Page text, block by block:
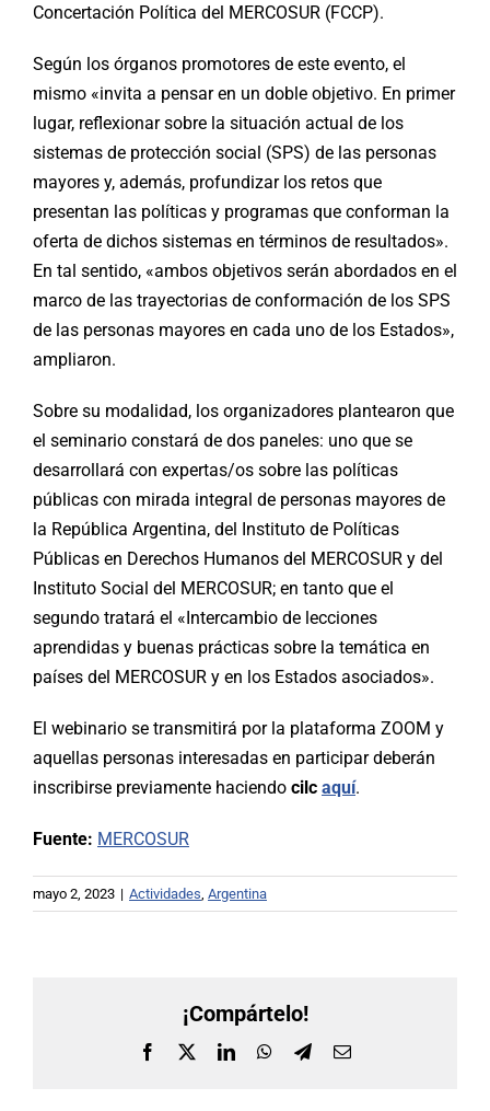
Concertación Política del MERCOSUR (FCCP).
Según los órganos promotores de este evento, el
mismo «invita a pensar en un doble objetivo. En primer
lugar, reflexionar sobre la situación actual de los
sistemas de protección social (SPS) de las personas
mayores y, además, profundizar los retos que
presentan las políticas y programas que conforman la
oferta de dichos sistemas en términos de resultados».
En tal sentido, «ambos objetivos serán abordados en el
marco de las trayectorias de conformación de los SPS
de las personas mayores en cada uno de los Estados»,
ampliaron.
Sobre su modalidad, los organizadores plantearon que
el seminario constará de dos paneles: uno que se
desarrollará con expertas/os sobre las políticas
públicas con mirada integral de personas mayores de
la República Argentina, del Instituto de Políticas
Públicas en Derechos Humanos del MERCOSUR y del
Instituto Social del MERCOSUR; en tanto que el
segundo tratará el «Intercambio de lecciones
aprendidas y buenas prácticas sobre la temática en
países del MERCOSUR y en los Estados asociados».
El webinario se transmitirá por la plataforma ZOOM y
aquellas personas interesadas en participar deberán
inscribirse previamente haciendo cilc aquí.
Fuente: MERCOSUR
mayo 2, 2023 | Actividades Argentina
¡Compártelo!
Facebook LinkedInWhatsApp
TelegramCorreo